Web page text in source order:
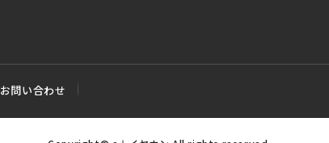
お問い合わせ